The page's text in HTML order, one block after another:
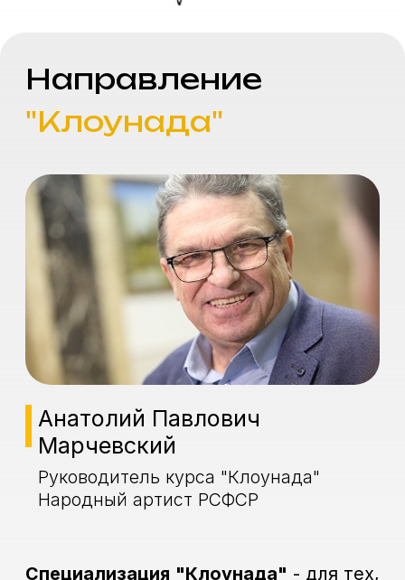
актерское образование и хочет
расширить круг своих
профессиональных компетенций,
на мир глазами артиста цирка.
Свобода самореализации.
Цирковой клоун может работать в
любом амплуа, сочетая в себе
различные техники, жанры и
навыки
Творческая работа.У студентов
будет возможность раскрыться с
творческой стороны максимально
широко, применяя свои навыки,
идеи и умения.
Много интересных знакомств.
творческие люди — артисты,
дрессировщики, режиссеры.
А со многими представителями
индустрии вы сможете
познакомиться на фестивалях,
мастер-классах и конкурсах.
которая никого не оставляет